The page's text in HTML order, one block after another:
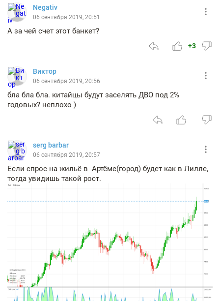
Negativ
06 сентября 2019, 20:51
А за чей счет этот банкет?
+3
Виктор
06 сентября 2019, 20:56
бла бла бла. китайцы будут заселять ДВО под 2%
годовых? неплохо )
serg barbar
06 сентября 2019, 20:57
Если спрос на жильё в Артёме(город) будет как в Лилле,
тогда увидишь такой рост.